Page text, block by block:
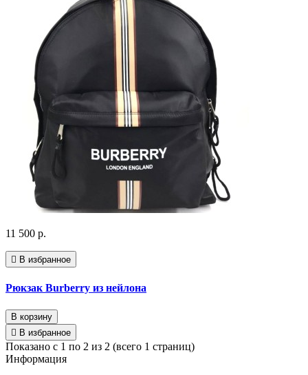
11 500 р.
В избранное
Рюкзак Burberry из нейлона
В корзину
В избранное
Показано с 1 по 2 из 2 (всего 1 страниц)
Информация